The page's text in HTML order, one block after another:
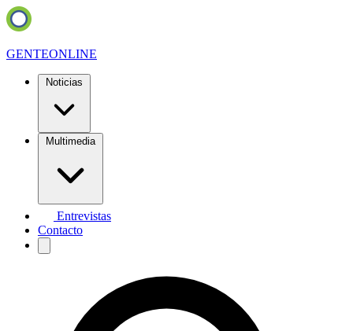
GENTEONLINE
Noticias
Multimedia
Entrevistas
Contacto